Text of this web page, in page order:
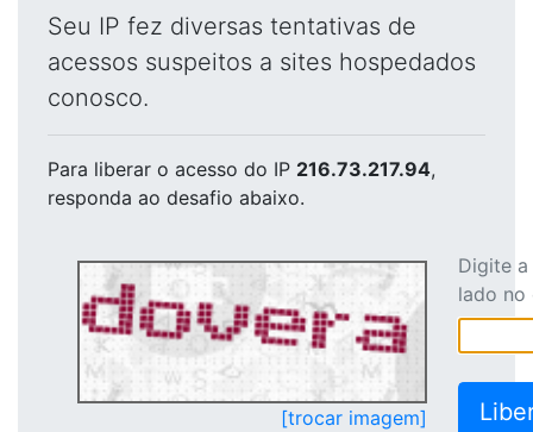
Seu IP fez diversas tentativas de
acessos suspeitos a sites hospedados
conosco.
Para liberar o acesso do IP 216.73.217.94,
responda ao desafio abaixo.
[trocar imagem]
Digite
lado no